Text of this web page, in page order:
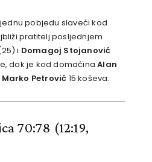
pobjedu slaveći kod
pratitelj posljednjem
i Domagoj Stojanović
dok je kod domaćinaAlan
Marko Petrović 15 koševa.
70:78 (12:19,